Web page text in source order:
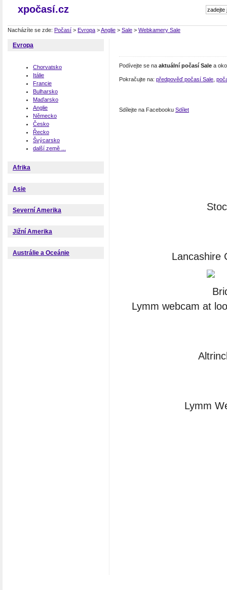
xpočasí.cz
Nacházíte se zde: Počasí > Evropa >Anglie > Sale > Webkamery Sale
Evropa
Chorvatsko
Itálie
Francie
Bulharsko
Maďarsko
Anglie
Německo
Česko
Řecko
Švýcarsko
další země ...
Afrika
Asie
Severní Amerika
Jižní Amerika
Austrálie a Oceánie
Podívejte se na aktuální počasí Sale a
Pokračujte na: předpověď počasí Sale
Sdílejte na Facebooku Sdílet
Lancashire
Lymm webcam at
Lymm